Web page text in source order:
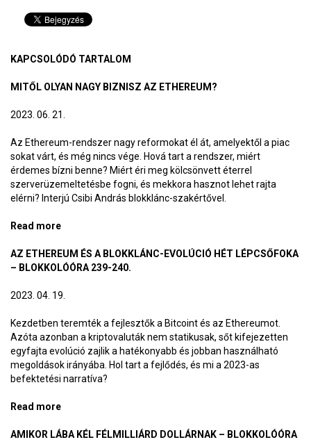
KAPCSOLÓDÓ TARTALOM
MITŐL OLYAN NAGY BIZNISZ AZ ETHEREUM?
2023. 06. 21.
Az Ethereum-rendszer nagy reformokat él át, amelyektől a piac
sokat várt, és még nincs vége. Hová tart a rendszer, miért
érdemes bízni benne? Miért éri meg kölcsönvett éterrel
szerverüzemeltetésbe fogni, és mekkora hasznot lehet rajta
elérni? Interjú Csibi András blokklánc-szakértővel.
Read more
AZ ETHEREUM ÉS A BLOKKLÁNC-EVOLÚCIÓ HÉT LÉPCSŐFOKA
– BLOKKOLÓÓRA 239-240.
2023. 04. 19.
Kezdetben teremték a fejlesztők a Bitcoint és az Ethereumot.
Azóta azonban a kriptovaluták nem statikusak, sőt kifejezetten
egyfajta evolúció zajlik a hatékonyabb és jobban használható
megoldások irányába. Hol tart a fejlődés, és mi a 2023-as
befektetési narratíva?
Read more
AMIKOR LÁBA KÉL FÉLMILLIÁRD DOLLÁRNAK – BLOKKOLÓÓRA